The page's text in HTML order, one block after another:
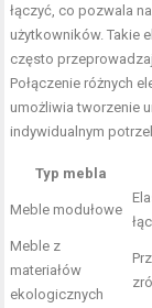
łączyć, co pozwala
użytkowników. Takie
często
Połączenie różnych
umożliwia tworzenie
indywidualnym
Typ mebla
Meble modułowe
Meble z
materiałów
ekologicznych